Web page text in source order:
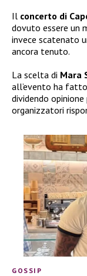
Il concerto di
dovuto essere un
invece scatenato
ancora tenuto.
La scelta di Mara
all’evento ha
dividendo
organizzatori
GOSSIP